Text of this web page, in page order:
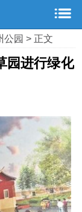
公园> 正文
园进行绿化